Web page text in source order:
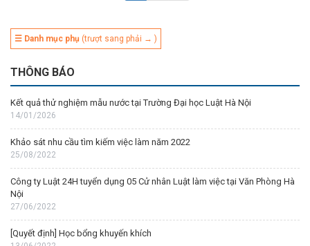
☰ Danh mục phụ (trượt sang phải → )
THÔNG BÁO
Kết quả thử nghiệm mẫu nước tại Trường Đại học Luật Hà Nội
14/01/2026
Khảo sát nhu cầu tìm kiếm việc làm năm 2022
25/08/2022
Công ty Luật 24H tuyển dụng 05 Cử nhân Luật làm việc tại Văn Phòng Hà
Nội
27/06/2022
[Quyết định] Học bổng khuyến khích